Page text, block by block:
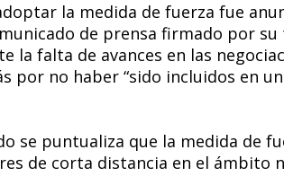
la medida de fuerza fue
de prensa firmado por
la falta de avances en las
por no haber “sido incluidos en
se puntualiza que la medida de
de corta distancia en el ámbito